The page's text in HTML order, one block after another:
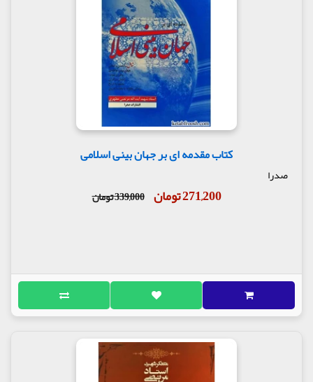
کتاب مقدمه ای بر جهان بینی اسلامی
صدرا
271,200 تومان 339,000 تومان